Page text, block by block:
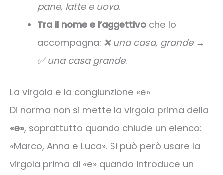
pane, latte e uova.
Tra il nome e l’aggettivoche lo
accompagna: ❌ una casa, grande →
✅ una casa grande.
La virgola e la congiunzione «e»
Di norma non si mette la virgola prima della
«e», soprattutto quando chiude un elenco:
«Marco, Anna e Luca». Si può però usare la
virgola prima di «e» quando introduce un